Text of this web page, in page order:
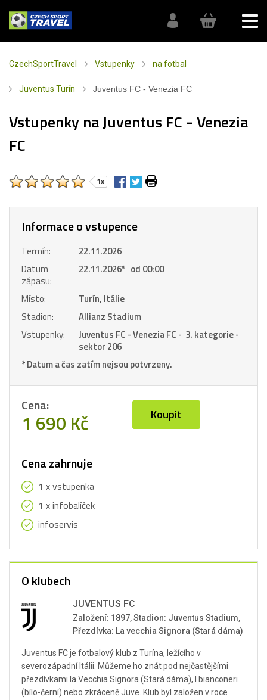
CzechSportTravel Vstupenky na fotbal
Juventus Turín Juventus FC - Venezia FC
Vstupenky na Juventus FC - Venezia
FC
1x
Informace o vstupence
Termín:
22.11.2026
Datum
zápasu:
22.11.2026* od 00:00
Místo:
Turín, Itálie
Stadion:
Allianz Stadium
Vstupenky:
Juventus FC - Venezia FC - 3. kategorie -
sektor 206
* Datum a čas zatím nejsou potvrzeny.
Cena:
1 690 Kč Koupit
Cena zahrnuje
1 x vstupenka
1 x infobalíček
infoservis
O klubech
JUVENTUS FC
Založení: 1897, Stadion: Juventus Stadium,
Přezdívka: La vecchia Signora (Stará dáma)
Juventus FC je fotbalový klub z Turína, ležícího v
severozápadní Itálii. Můžeme ho znát pod nejčastějšími
přezdívkami la Vecchia Signora (Stará dáma), I bianconeri
(bílo-černí) nebo zkráceně Juve. Klub byl založen v roce